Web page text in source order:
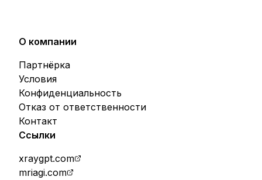
О компании
Партнёрка
Условия
Конфиденциальность
Отказ от ответственности
Контакт
Ссылки
xraygpt.com
mriagi.com